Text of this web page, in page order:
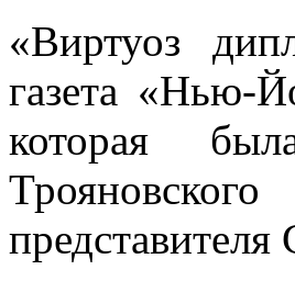
«Виртуоз
газета «Нью-
которая